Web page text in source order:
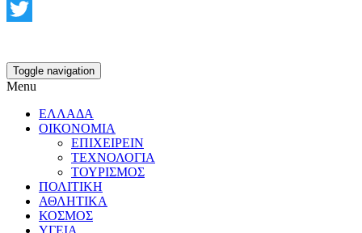
Tumblr
Toggle navigation
Menu
ΕΛΛΑΔΑ
ΟΙΚΟΝΟΜΙΑ
ΕΠΙΧΕΙΡΕΙΝ
ΤΕΧΝΟΛΟΓΙΑ
ΤΟΥΡΙΣΜΟΣ
ΠΟΛΙΤΙΚΗ
ΑΘΛΗΤΙΚΑ
ΚΟΣΜΟΣ
ΥΓΕΙΑ